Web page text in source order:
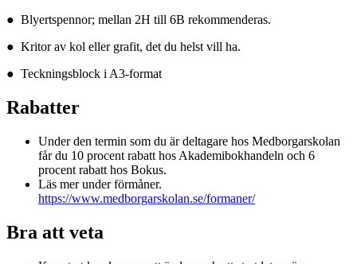
● Blyertspennor; mellan 2H till 6B rekommenderas.
● Kritor av kol eller grafit, det du helst vill ha.
● Teckningsblock i A3-format
Rabatter
Under den termin som du är deltagare hos Medborgarskolan
får du 10 procent rabatt hos Akademibokhandeln och 6
procent rabatt hos Bokus.
Läs mer under förmåner.
https://www.medborgarskolan.se/formaner/
Bra att veta